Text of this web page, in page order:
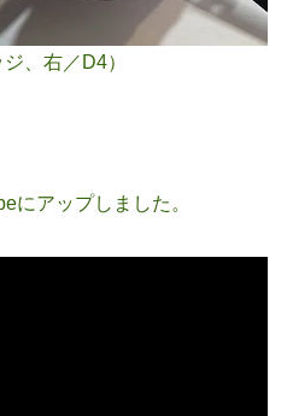
ジ、右／D4）
にアップしました。